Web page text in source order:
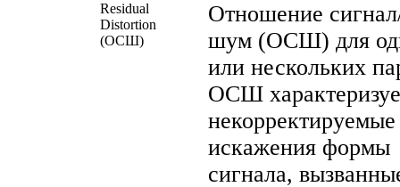
Residual
Distortion
(ОСШ)
Отношение
шум (ОСШ) для
или нескольких
ОСШ
некорректируемые
искажения формы
сигнала,